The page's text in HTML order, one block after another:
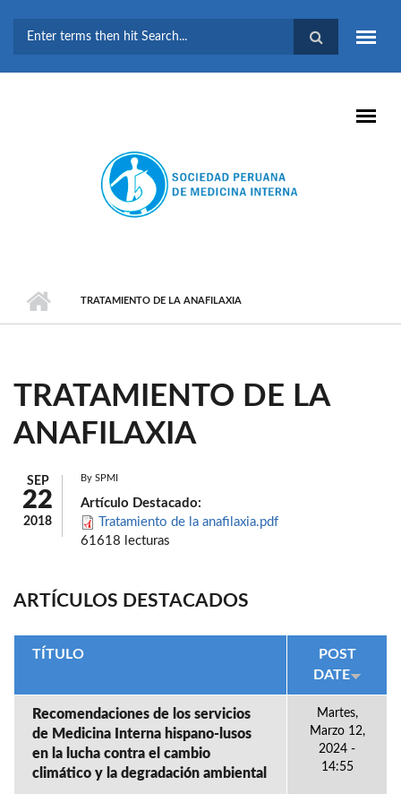
BÚSQUEDA
TRATAMIENTO DE LA ANAFILAXIA
TRATAMIENTO DE LA
ANAFILAXIA
SEP
22
2018
By SPMI
Artículo Destacado:
Tratamiento de la anafilaxia.pdf
61618 lecturas
ARTÍCULOS DESTACADOS
TÍTULO
POST
DATE
Recomendaciones de los servicios
de Medicina Interna hispano-lusos
en la lucha contra el cambio
climático y la degradación ambiental
Martes,
Marzo 12,
2024 -
14:55